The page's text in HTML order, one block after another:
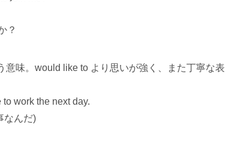
？
味。would like to より思いが強く、また丁寧な表
to work the next day.
なんだ)